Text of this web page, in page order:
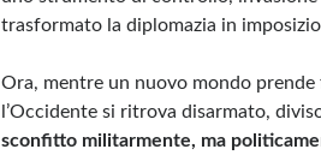
trasformato la diplomazia in
Ora, mentre un nuovo mondo
l’Occidente si ritrova disarmato,
sconfitto militarmente, ma